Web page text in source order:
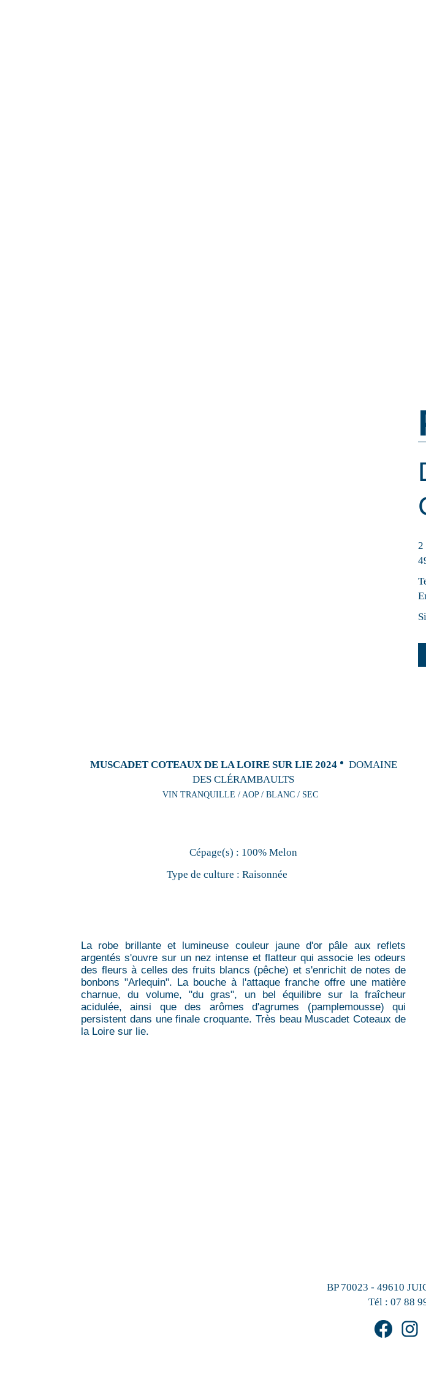
MUSCADET COTEAUX DE LA LOIRE SUR LIE 2024
DOMAINE
DES CLÉRAMBAULTS
VIN TRANQUILLE / AOP / BLANC / SEC
Cépage(s) : 100% Melon
Type de culture : Raisonnée
La robe brillante et lumineuse couleur jaune d'or pâle aux reflets
argentés s'ouvre sur un nez intense et flatteur qui associe les odeurs
des fleurs à celles des fruits blancs (pêche) et s'enrichit de notes de
bonbons "Arlequin". La bouche à l'attaque franche offre une matière
charnue, du volume, "du gras", un bel équilibre sur la fraîcheur
acidulée, ainsi que des arômes d'agrumes (pamplemousse) qui
persistent dans une finale croquante. Très beau Muscadet Coteaux de
la Loire sur lie.
2
BP 70023 - 49610
Tél : 07 88